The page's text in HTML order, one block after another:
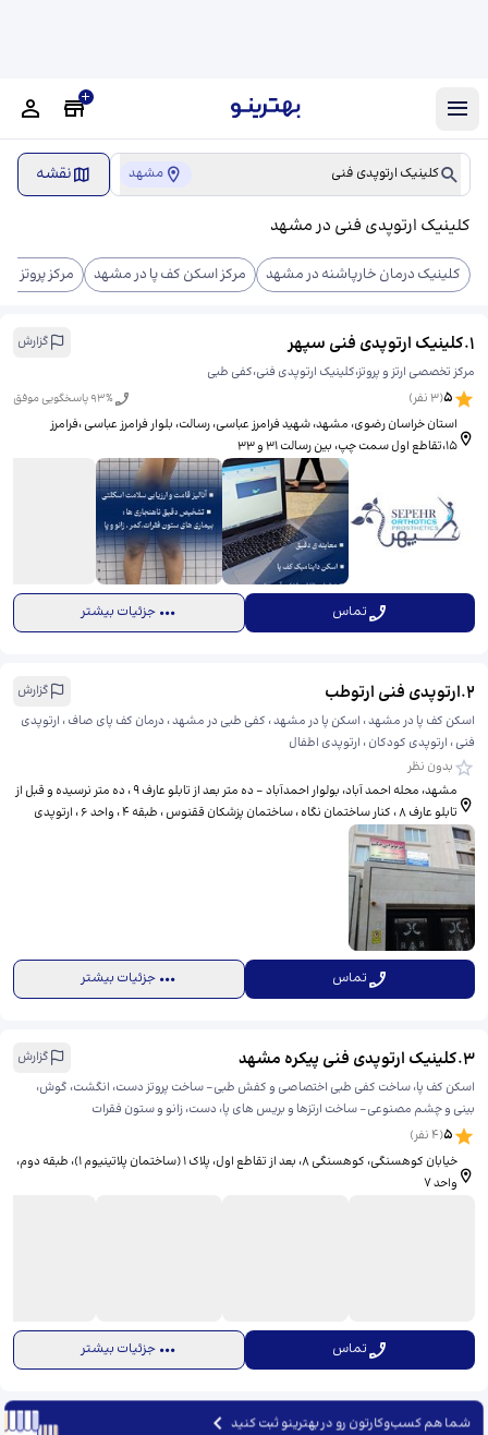
کلینیک ارتوپدی فنی مشهد نقشه
کلینیک ارتوپدی فنی در مشهد
کلینیک درمان خارپاشنه در مشهد مرکز اسکن کف پا در مشهد مرکز پروتز
1
.کلینیک ارتوپدی فنی سپهر
گزارش
مرکز تخصصی ارتز و پروتز،کلینیک ارتوپدی فنی،کفی طبی
5
(
3نفر) 93% پاسخگویی موفق
استان خراسان رضوی، مشهد، شهید فرامرز عباسی، رسالت، ​بلوار فرامرز عباسی ،فرامرز
۱۵،تقاطع اول سمت چپ، بین رسالت ۳۱ و ۳۳
تماس جزئیات بیشتر
2
.ارتوپدی فنی ارتوطب
گزارش
اسکن کف پا در مشهد ، اسکن پا در مشهد ، کفی طبی در مشهد ، درمان کف پای صاف ، ارتوپدی
فنی ، ارتوپدی کودکان ، ارتوپدی اطفال
بدون نظر
مشهد، محله احمد آباد، بولوار احمدآباد - ده متر بعد از تابلو عارف ۹ ، ده متر نرسیده و قبل از
تابلو عارف ۸ ، کنار ساختمان نگاه ، ساختمان پزشکان ققنوس ، طبقه ۴ ، واحد ۶ ، ارتوپدی
فنی ارتوطب
تماس جزئیات بیشتر
3
.کلینیک ارتوپدی فنی پیکره مشهد
گزارش
اسکن کف پا، ساخت کفی طبی اختصاصی و کفش طبی- ساخت پروتز دست، انگشت، گوش،
بینی و چشم مصنوعی- ساخت ارتزها و بریس های پا، دست، زانو و ستون فقرات
5
(
4نفر)
خیابان کوهسنگی، کوهسنگی 8، بعد از تقاطع اول، ​پلاک ۱ (ساختمان پلاتینیوم 1)، طبقه دوم،
واحد ۷
تماس جزئیات بیشتر
شما هم کسب‌وکارتون رو در بهترینو ثبت کنید